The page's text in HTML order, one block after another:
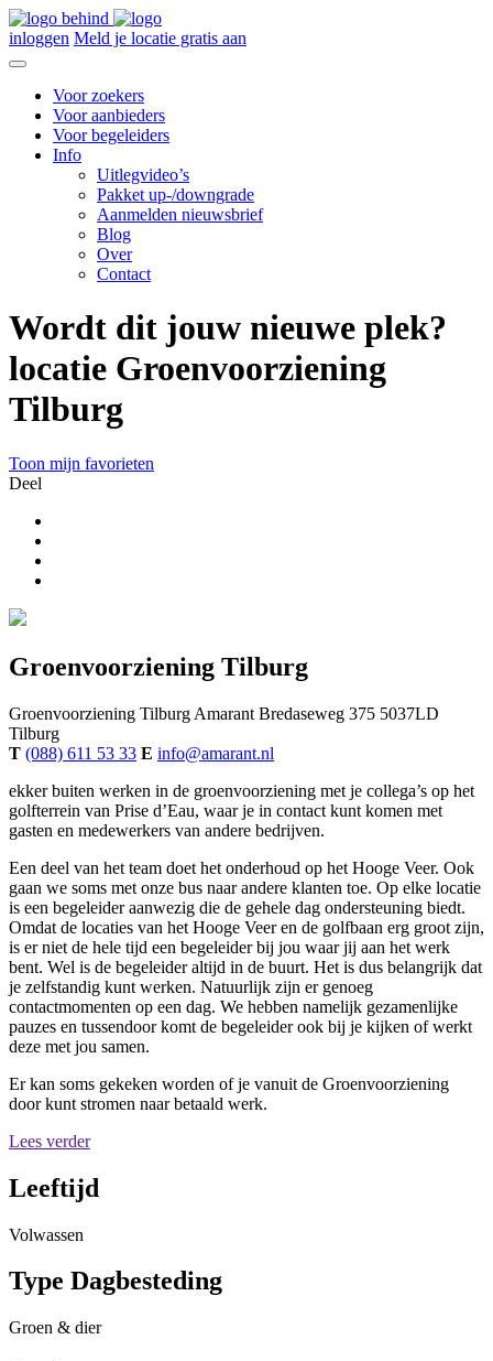
inloggen Meld je locatie gratis aan
Voor zoekers
Voor aanbieders
Voor begeleiders
Info
Uitlegvideo’s
Pakket up-/downgrade
Aanmelden nieuwsbrief
Blog
Over
Contact
Wordt dit jouw nieuwe plek?
locatie Groenvoorziening
Tilburg
Toon mijn favorieten
Deel
Groenvoorziening Tilburg
Groenvoorziening Tilburg Amarant Bredaseweg 375 5037LD
Tilburg
T (088) 611 53 33 E info@amarant.nl
ekker buiten werken in de groenvoorziening met je collega’s op het
golfterrein van Prise d’Eau, waar je in contact kunt komen met
gasten en medewerkers van andere bedrijven.
Een deel van het team doet het onderhoud op het Hooge Veer. Ook
gaan we soms met onze bus naar andere klanten toe. Op elke locatie
is een begeleider aanwezig die de gehele dag ondersteuning biedt.
Omdat de locaties van het Hooge Veer en de golfbaan erg groot zijn,
is er niet de hele tijd een begeleider bij jou waar jij aan het werk
bent. Wel is de begeleider altijd in de buurt. Het is dus belangrijk dat
je zelfstandig kunt werken. Natuurlijk zijn er genoeg
contactmomenten op een dag. We hebben namelijk gezamenlijke
pauzes en tussendoor komt de begeleider ook bij je kijken of werkt
deze met jou samen.
Er kan soms gekeken worden of je vanuit de Groenvoorziening
door kunt stromen naar betaald werk.
Lees verder
Leeftijd
Volwassen
Type Dagbesteding
Groen & dier